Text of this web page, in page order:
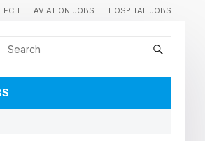
AVIATION JOBS HOSPITAL JOBS